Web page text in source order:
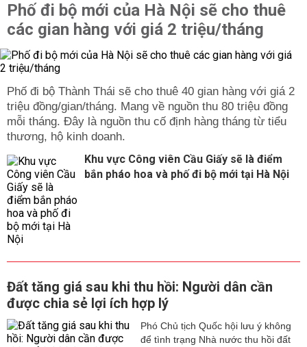
Phố đi bộ mới của Hà Nội sẽ cho thuê
các gian hàng với giá 2 triệu/tháng
Phố đi bộ Thành Thái sẽ cho thuê 40 gian hàng với giá 2
triệu đồng/gian/tháng. Mang về nguồn thu 80 triệu đồng
mỗi tháng. Đây là nguồn thu cố định hàng tháng từ tiểu
thương, hộ kinh doanh.
Khu vực Công viên Cầu Giấy sẽ là điểm
bắn pháo hoa và phố đi bộ mới tại Hà Nội
Đất tăng giá sau khi thu hồi: Người dân cần
được chia sẻ lợi ích hợp lý
Phó Chủ tịch Quốc hội lưu ý không
để tình trạng Nhà nước thu hồi đất